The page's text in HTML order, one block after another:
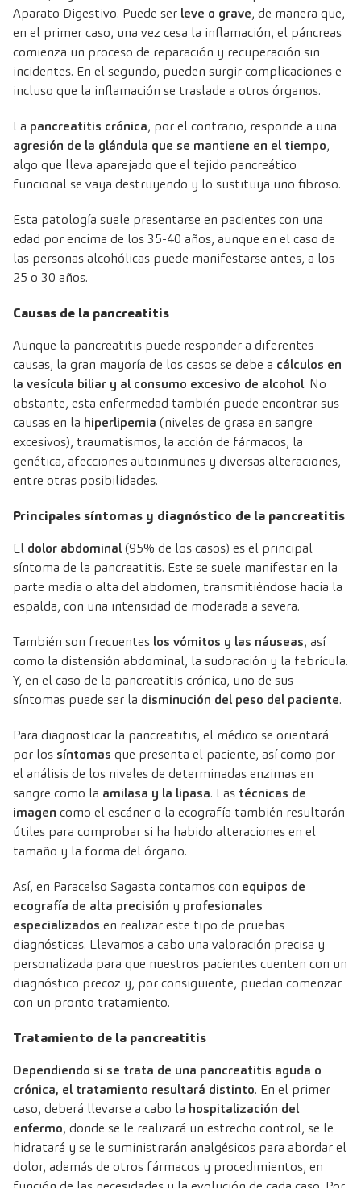
Aparato Digestivo. Puede ser leve o grave, de manera que,
en el primer caso, una vez cesa la inflamación, el páncreas
comienza un proceso de reparación y recuperación sin
incidentes. En el segundo, pueden surgir complicaciones e
incluso que la inflamación se traslade a otros órganos.
La pancreatitis crónica, por el contrario, responde a una
agresión de la glándula que se mantiene en el tiempo,
algo que lleva aparejado que el tejido pancreático
funcional se vaya destruyendo y lo sustituya uno fibroso.
Esta patología suele presentarse en pacientes con una
edad por encima de los 35-40 años, aunque en el caso de
las personas alcohólicas puede manifestarse antes, a los
25 o 30 años.
Causas de la pancreatitis
Aunque la pancreatitis puede responder a diferentes
causas, la gran mayoría de los casos se debe a cálculos en
la vesícula biliar y al consumo excesivo de alcohol. No
obstante, esta enfermedad también puede encontrar sus
causas en la hiperlipemia (niveles de grasa en sangre
excesivos), traumatismos, la acción de fármacos, la
genética, afecciones autoinmunes y diversas alteraciones,
entre otras posibilidades.
Principales síntomas y diagnóstico de la pancreatitis
El dolor abdominal(95% de los casos) es el principal
síntoma de la pancreatitis. Este se suele manifestar en la
parte media o alta del abdomen, transmitiéndose hacia la
espalda, con una intensidad de moderada a severa.
También son frecuentes los vómitos y las náuseas, así
como la distensión abdominal, la sudoración y la febrícula.
Y, en el caso de la pancreatitis crónica, uno de sus
síntomas puede ser la disminución del peso del paciente.
Para diagnosticar la pancreatitis, el médico se orientará
por los síntomas que presenta el paciente, así como por
el análisis de los niveles de determinadas enzimas en
sangre como la amilasa y la lipasa. Las técnicas de
imagen como el escáner o la ecografía también resultarán
útiles para comprobar si ha habido alteraciones en el
tamaño y la forma del órgano.
Así, en Paracelso Sagasta contamos con equipos de
ecografía de alta precisión y profesionales
especializados en realizar este tipo de pruebas
diagnósticas. Llevamos a cabo una valoración precisa y
personalizada para que nuestros pacientes cuenten con un
diagnóstico precoz y, por consiguiente, puedan comenzar
con un pronto tratamiento.
Tratamiento de la pancreatitis
Dependiendo si se trata de una pancreatitis aguda o
crónica, el tratamiento resultará distinto. En el primer
caso, deberá llevarse a cabo la hospitalización del
enfermo, donde se le realizará un estrecho control, se le
hidratará y se le suministrarán analgésicos para abordar el
dolor, además de otros fármacos y procedimientos, en